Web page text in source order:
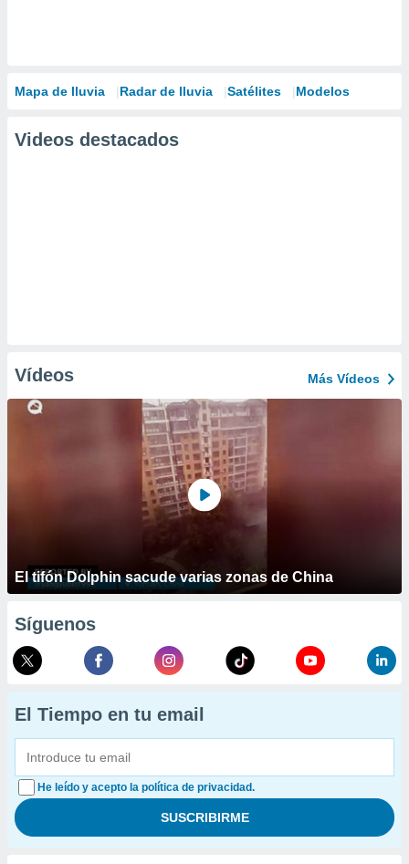
Mapa de lluvia Radar de lluvia Satélites Modelos
Videos destacados
Vídeos Más Vídeos
El tifón Dolphin sacude varias zonas de China
Síguenos
El Tiempo en tu email
He leído y acepto la política de privacidad.